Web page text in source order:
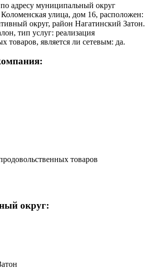
адресу муниципальный округ
улица, дом 16, расположен:
округ, район Нагатинский Затон.
тип услуг: реализация
товаров, является ли сетевым: да.
товаров
округ: